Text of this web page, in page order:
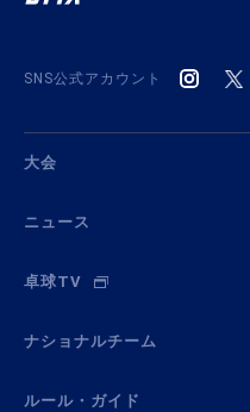
SNS公式アカウント
大会
ニュース
卓球TV
ナショナルチーム
ルール・ガイド